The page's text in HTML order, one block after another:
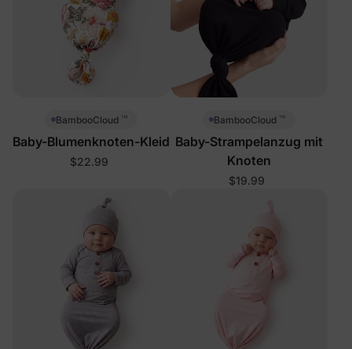
BambooCloud ™
Baby-Blumenknoten-Kleid
$22.99
BambooCloud ™
Baby-Strampelanzug mit
Knoten
$19.99